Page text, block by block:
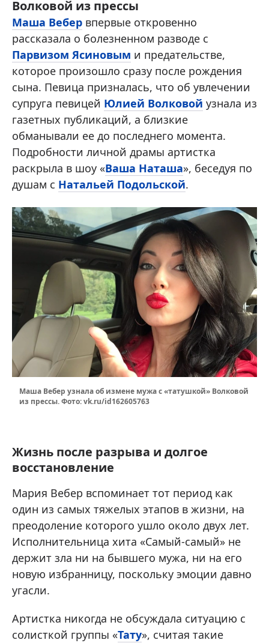
Волковой из прессы
Маша Вебер впервые откровенно
рассказала о болезненном разводе с
Парвизом Ясиновым и предательстве,
которое произошло сразу после рождения
сына. Певица призналась, что об увлечении
супруга певицей Юлией Волковой узнала из
газетных публикаций, а близкие
обманывали ее до последнего момента.
Подробности личной драмы артистка
раскрыла в шоу «Ваша Наташа», беседуя по
душам с Натальей Подольской.
Маша Вебер узнала об измене мужа с «татушкой» Волковой
из прессы. Фото: vk.ru/id162605763
Жизнь после разрыва и долгое
восстановление
Мария Вебер вспоминает тот период как
один из самых тяжелых этапов в жизни, на
преодоление которого ушло около двух лет.
Исполнительница хита «Самый-самый» не
держит зла ни на бывшего мужа, ни на его
новую избранницу, поскольку эмоции давно
угасли.
Артистка никогда не обсуждала ситуацию с
солисткой группы «Тату», считая такие